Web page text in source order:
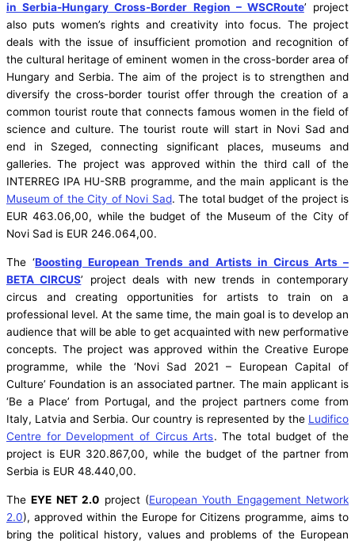
in Serbia-Hungary Cross-Border Region – WSCRoute’ project
also puts women’s rights and creativity into focus. The project
deals with the issue of insufficient promotion and recognition of
the cultural heritage of eminent women in the cross-border area of
​​Hungary and Serbia. The aim of the project is to strengthen and
diversify the cross-border tourist offer through the creation of a
common tourist route that connects famous women in the field of
science and culture. The tourist route will start in Novi Sad and
end in Szeged, connecting significant places, museums and
galleries. The project was approved within the third call of the
INTERREG IPA HU-SRB programme, and the main applicant is the
Museum of the City of Novi Sad. The total budget of the project is
EUR 463.06,00, while the budget of the Museum of the City of
Novi Sad is EUR 246.064,00.
The ‘Boosting European Trends and Artists in Circus Arts –
BETA CIRCUS’ project deals with new trends in contemporary
circus and creating opportunities for artists to train on a
professional level. At the same time, the main goal is to develop an
audience that will be able to get acquainted with new performative
concepts. The project was approved within the Creative Europe
programme, while the ‘Novi Sad 2021 – European Capital of
Culture’ Foundation is an associated partner. The main applicant is
‘Be a Place’ from Portugal, and the project partners come from
Italy, Latvia and Serbia. Our country is represented by the Ludifico
Centre for Development of Circus Arts. The total budget of the
project is EUR 320.867,00, while the budget of the partner from
Serbia is EUR 48.440,00.
TheEYE NET 2.0 project (European Youth Engagement Network
2.0), approved within the Europe for Citizens programme, aims to
bring the political history, values ​​and problems of the European